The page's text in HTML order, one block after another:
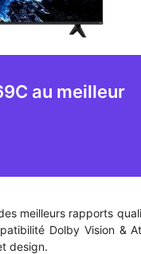
au meilleur
meilleurs rapports
Dolby Vision &
design.